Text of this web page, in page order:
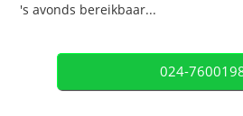
's avonds bereikbaar...
024-